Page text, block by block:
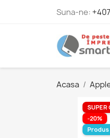
Suna-ne:
Acasa
SUPER
-20%